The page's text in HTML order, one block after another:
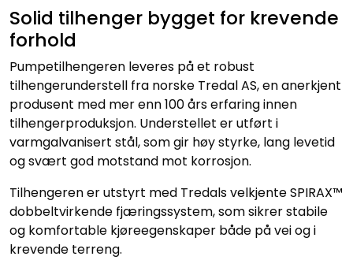
Solid tilhenger bygget for krevende
forhold
Pumpetilhengeren leveres på et robust
tilhengerunderstell fra norske Tredal AS, en anerkjent
produsent med mer enn 100 års erfaring innen
tilhengerproduksjon. Understellet er utført i
varmgalvanisert stål, som gir høy styrke, lang levetid
og svært god motstand mot korrosjon.
Tilhengeren er utstyrt med Tredals velkjente SPIRAX™
dobbeltvirkende fjæringssystem, som sikrer stabile
og komfortable kjøreegenskaper både på vei og i
krevende terreng.